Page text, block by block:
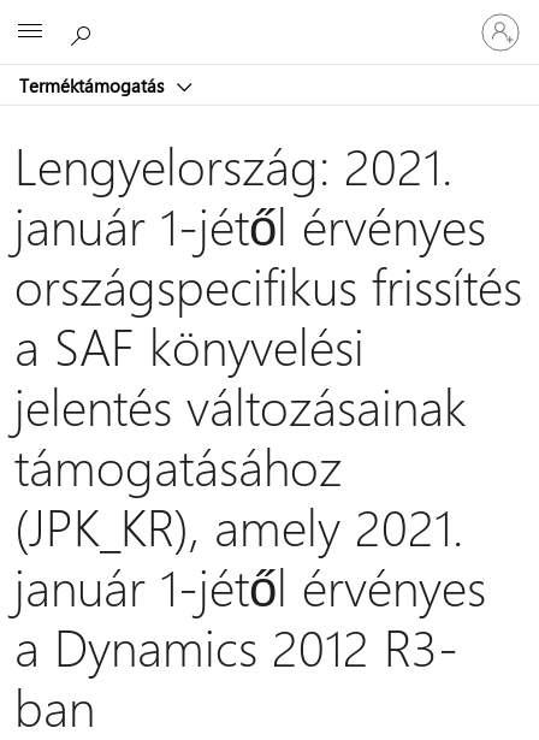
Terméktámogatás
be
a
Lengyelország: 2021.
január 1-jétől érvényes
országspecifikus frissítés
a SAF könyvelési
jelentés változásainak
támogatásához
(JPK_KR), amely 2021.
január 1-jétől érvényes
a Dynamics 2012 R3-
ban